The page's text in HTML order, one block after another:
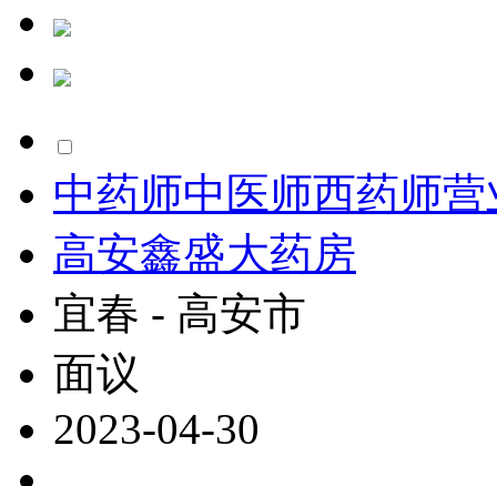
中药师中医师西药师营
高安鑫盛大药房
宜春 - 高安市
面议
2023-04-30